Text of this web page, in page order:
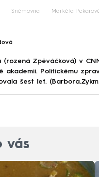
Sněmovna Markéta
(rozená Zpěváčková) v
akademii. Politickému
šest let.
vás